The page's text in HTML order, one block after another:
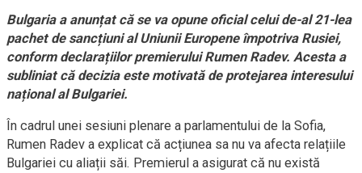
Bulgaria a anunțat că se va opune oficial celui de-al 21-lea
pachet de sancțiuni al Uniunii Europene împotriva Rusiei,
conform declarațiilor premierului Rumen Radev. Acesta a
subliniat că decizia este motivată de protejarea interesului
național al Bulgariei.
În cadrul unei sesiuni plenare a parlamentului de la Sofia,
Rumen Radev a explicat că acțiunea sa nu va afecta relațiile
Bulgariei cu aliații săi. Premierul a asigurat că nu există